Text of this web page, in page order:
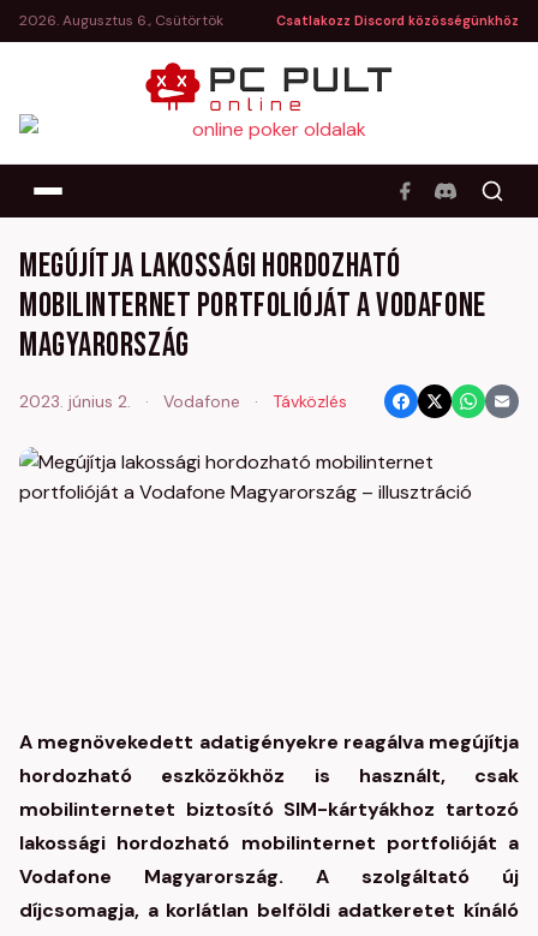
2026. Augusztus 6., Csütörtök Csatlakozz Discord közösségünkhöz
Megújítja lakossági hordozható
mobilinternet portfolióját a Vodafone
Magyarország
2023. június 2. · Vodafone · Távközlés
A megnövekedett adatigényekre reagálva megújítja
hordozható eszközökhöz is használt, csak
mobilinternetet biztosító SIM-kártyákhoz tartozó
lakossági hordozható mobilinternet portfolióját a
Vodafone Magyarország. A szolgáltató új
díjcsomagja, a korlátlan belföldi adatkeretet kínáló